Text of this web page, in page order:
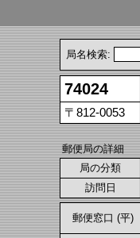
局名検索:
74024
〒812-0053
郵便局の詳細
局の分類
訪問日
郵便窓口 (平)